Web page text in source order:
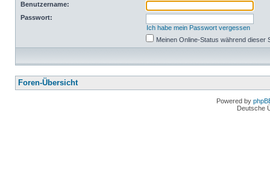
Benutzername:
Passwort:
Ich habe mein Passwort vergessen
Meinen Online-Status während dieser
Foren-Übersicht
Powered by
Deutsche